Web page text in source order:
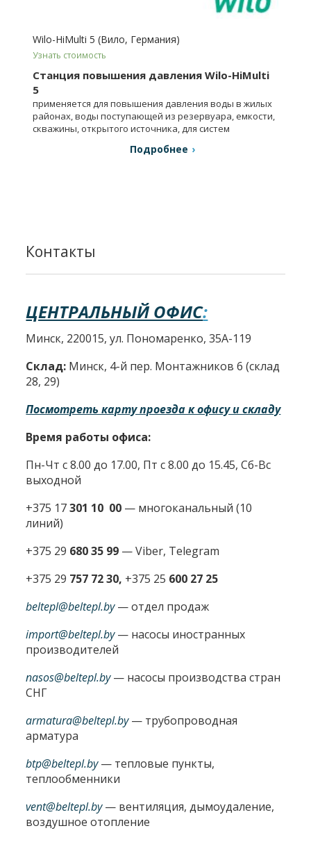
Wilo-HiMulti 5 (Вило, Германия)
Узнать стоимость
Станция повышения давления Wilo-HiMulti
5
применяется для повышения давления воды в жилых
районах, воды поступающей из резервуара, емкости,
скважины, открытого источника, для систем
Подробнее
Контакты
ЦЕНТРАЛЬНЫЙ ОФИС:
Минск, 220015, ул. Пономаренко, 35А-119
Склад: Минск, 4-й пер. Монтажников 6 (склад
28, 29)
Посмотреть карту проезда к офису и складу
Время работы офиса:
Пн-Чт с 8.00 до 17.00, Пт с 8.00 до 15.45, Сб-Вс
выходной
+375 17301 10 00 — многоканальный (10
линий)
+375 29 680 35 99 — Viber, Telegram
+375 29 757 72 30, +375 25 600 27 25
beltepl@beltepl.by— отдел продаж
import@beltepl.by— насосы иностранных
производителей
nasos@beltepl.by— насосы производства стран
СНГ
armatura@beltepl.by— трубопроводная
арматура
btp@beltepl.by— тепловые пункты,
теплообменники
vent@beltepl.by— вентиляция, дымоудаление,
воздушное отопление